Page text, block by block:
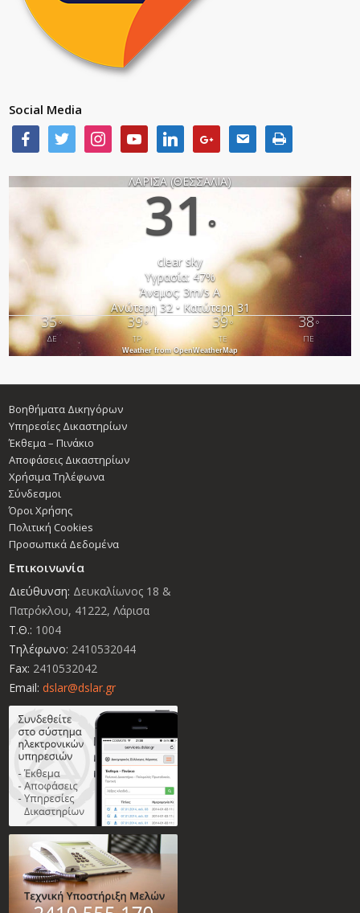
Social Media
ΛΑΡΙΣΑ (ΘΕΣΣΑΛΙΑ)
31 °
clear sky
Υγρασία: 47%
Άνεμος: 3m/s Α
Ανώτερη 32 • Κατώτερη 31
35°
ΔΕ
39°
ΤΡ
39°
ΤΕ
38°
ΠΕ
Weather from OpenWeatherMap
Βοηθήματα Δικηγόρων
Υπηρεσίες Δικαστηρίων
Έκθεμα – Πινάκιο
Αποφάσεις Δικαστηρίων
Χρήσιμα Τηλέφωνα
Σύνδεσμοι
Όροι Χρήσης
Πολιτική Cookies
Προσωπικά Δεδομένα
Επικοινωνία
Διεύθυνση: Δευκαλίωνος 18 &
Πατρόκλου, 41222, Λάρισα
Τ.Θ.: 1004
Τηλέφωνο: 2410532044
Fax: 2410532042
Email: dslar@dslar.gr